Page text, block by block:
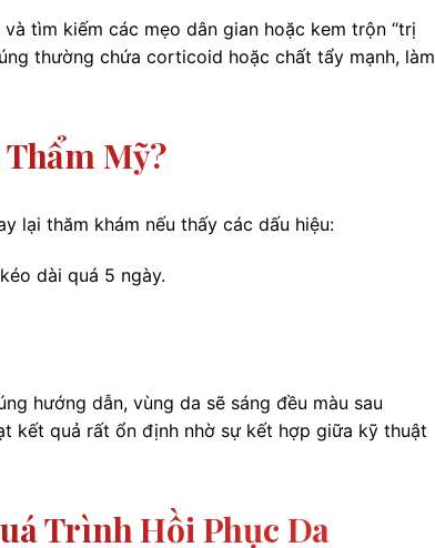
tìm kiếm các mẹo dân gian hoặc kem trộn “trị
thường chứa corticoid hoặc chất tẩy mạnh, làm
Mỹ?
lại thăm khám nếu thấy các dấu hiệu:
dài quá 5 ngày.
hướng dẫn, vùng da sẽ sáng đều màu sau
kết quả rất ổn định nhờ sự kết hợp giữa kỹ thuật
Trình Hồi Phục Da